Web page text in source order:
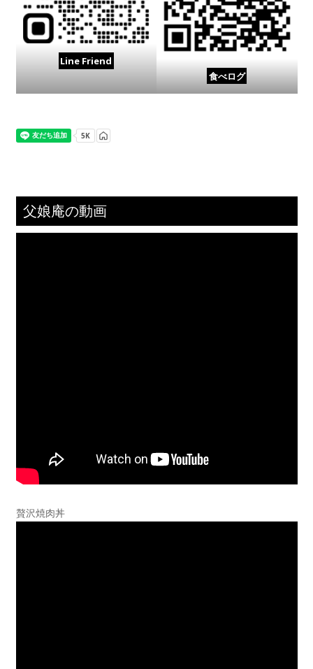
Line Friend
食べログ
父娘庵の動画
贅沢焼肉丼